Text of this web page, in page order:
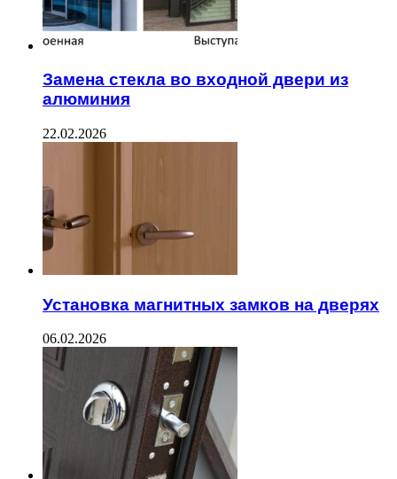
Замена стекла во входной двери из
алюминия
22.02.2026
Установка магнитных замков на дверях
06.02.2026